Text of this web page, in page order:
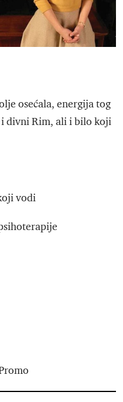
osećala, energija tog
divni Rim, ali i bilo koji
vodi